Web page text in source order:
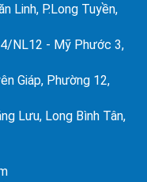
Linh, P.Long Tuyền,
NL12 - Mỹ Phước 3,
Giáp, Phường 12,
Lưu, Long Bình Tân,